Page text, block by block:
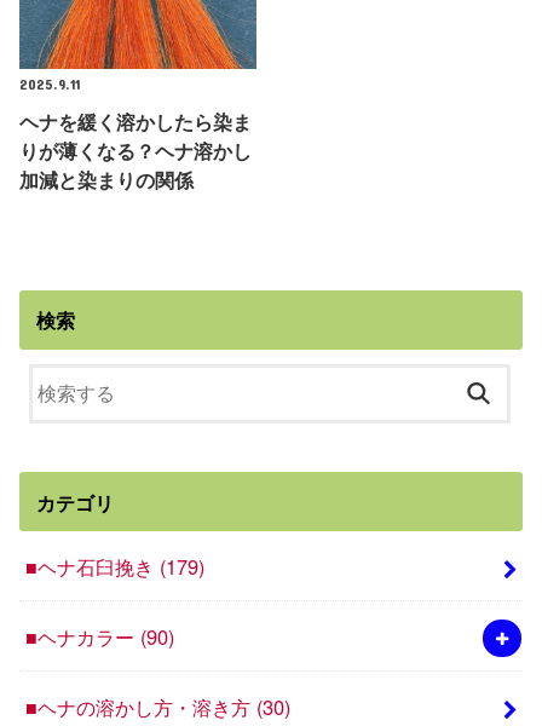
2025.9.11
ヘナを緩く溶かしたら染ま
りが薄くなる？ヘナ溶かし
加減と染まりの関係
検索
カテゴリ
■ヘナ石臼挽き (179)
■ヘナカラー (90)
■ヘナの溶かし方・溶き方 (30)